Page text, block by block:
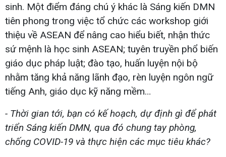
sinh. Một điểm đáng chú ý khác là Sáng kiến DMN
tiên phong trong việc tổ chức các workshop giới
thiệu về ASEAN để nâng cao hiểu biết, nhận thức
sứ mệnh là học sinh ASEAN; tuyên truyền phổ biến
giáo dục pháp luật; đào tạo, huấn luyện nội bộ
nhằm tăng khả năng lãnh đạo, rèn luyện ngôn ngữ
tiếng Anh, giáo dục kỹ năng mềm…
- Thời gian tới, bạn có kế hoạch, dự định gì để phát
triển Sáng kiến DMN, qua đó chung tay phòng,
chống COVID-19 và thực hiện các mục tiêu khác?